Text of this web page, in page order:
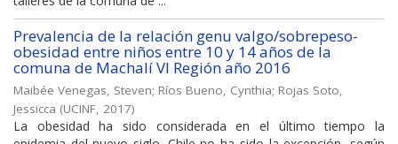
Prevalencia de la relación genu valgo/sobrepeso-
obesidad entre niños entre 10 y 14 años de la
comuna de Machalí VI Región año 2016
Maibée Venegas, Steven; Ríos Bueno, Cynthia; Rojas Soto,
Jessicca (UCINF, 2017)
La obesidad ha sido considerada en el último tiempo la